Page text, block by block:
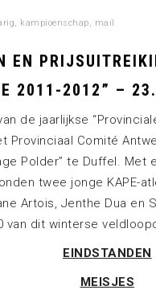
, kampioenschap, mail
EN
2011-2012” –
de jaarlijkse
Provinciaal Comité
Polder” te Duffel. Met
twee jonge KAPE-
Artois, Jenthe Dua en
van dit winterse
EINDSTANDEN
MEISJES